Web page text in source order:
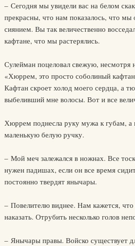
– Сегодня мы увидели вас на белом
прекрасны, что нам показалось, что
сиянием. Вы так величественно
кафтане, что мы растерялись.
Сулейман поцеловал свежую, несмотря
«Хюррем, это просто соболиный
Кафтан скроет холод моего сердца, а
выбеливший мне волосы. Вот и все
Хюррем поднесла руку мужа к губам, а
маленькую белую ручку.
– Мой меч залежался в ножнах. Все
нужен падишах, если он все время
постоянно твердят янычары.
– Повелителю виднее. Нам кажется,
наказать. Отрубить несколько голов
– Янычары правы. Войско существует